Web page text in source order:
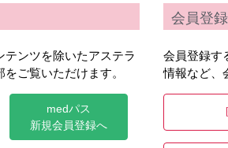
移植診療グループ （長崎県長崎市）
1992年に長崎大学医学部を卒業し、
ンツを除いたアステラ
ご覧いただけます。
medパス
新規会員登録へ
会員登
会員登録す
情報など、